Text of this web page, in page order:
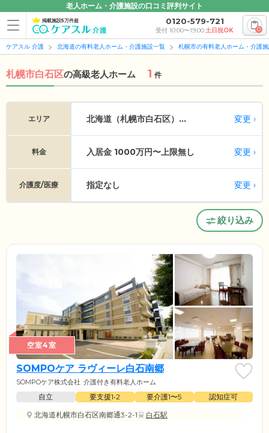
老人ホーム・介護施設の口コミ評判サイト
掲載施設5万件超 0120-579-721
受付 10:00〜19:00土日祝OK 0
ケアスル 介護 北海道の有料老人ホーム・介護施設一覧 札幌市の有料老人ホーム・介護
札幌市白石区の高級老人ホーム 1 件
エリア 北海道（札幌市白石区）... 変更
料金 入居金 1000万円〜上限無し 変更
介護度/医療 指定なし 変更
絞り込み
空室4室
SOMPOケア ラヴィーレ白石南郷
SOMPOケア株式会社 介護付き有料老人ホーム
自立 要支援1•2 要介護1〜5
認知症可
北海道札幌市白石区南郷通3-2-1
白石駅